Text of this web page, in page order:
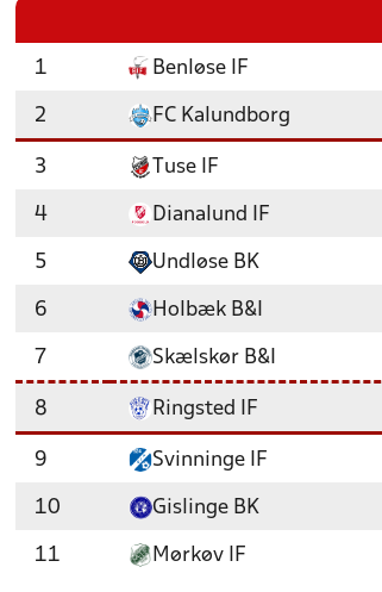
1 Benløse IF
2 FC Kalundborg
3 Tuse IF
4 Dianalund IF
5 Undløse BK
6 Holbæk B&I
7 Skælskør B&I
8 Ringsted IF
9 Svinninge IF
10 Gislinge BK
11 Mørkøv IF